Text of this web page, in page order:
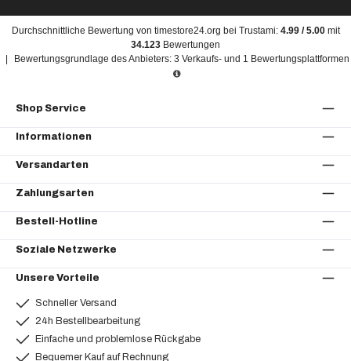
Durchschnittliche Bewertung von timestore24.org bei Trustami: 4.99/5.00mit
34.123 Bewertungen
|
Bewertungsgrundlage des Anbieters: 3 Verkaufs- und 1 Bewertungsplattformen
Shop Service
Informationen
Versandarten
Zahlungsarten
Bestell-Hotline
Soziale Netzwerke
Unsere Vorteile
Schneller Versand
24h Bestellbearbeitung
Einfache und problemlose Rückgabe
Bequemer Kauf auf Rechnung